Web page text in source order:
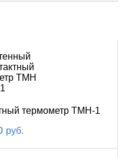
термометр ТМН-1
руб.